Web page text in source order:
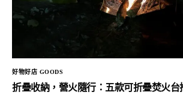
好物好店 GOODS
折疊收納，營火隨行：五款可折疊焚火台